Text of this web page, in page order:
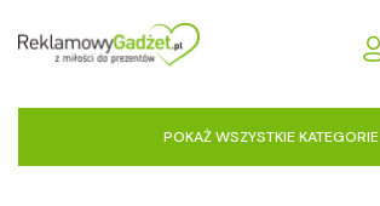
POKAŻ WSZYSTKIE KATEGORIE